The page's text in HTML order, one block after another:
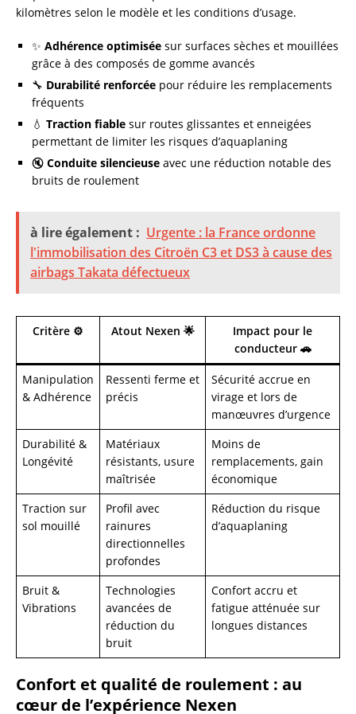
kilomètres selon le modèle et les conditions d’usage.
✨ Adhérence optimisée sur surfaces sèches et mouillées
grâce à des composés de gomme avancés
🔧 Durabilité renforcée pour réduire les remplacements
fréquents
💧 Traction fiable sur routes glissantes et enneigées
permettant de limiter les risques d’aquaplaning
🔇 Conduite silencieuse avec une réduction notable des
bruits de roulement
à lire également : Urgente : la France ordonne
l'immobilisation des Citroën C3 et DS3 à cause des
airbags Takata défectueux
Critère ⚙️ Atout Nexen 🌟
Impact pour le
conducteur 🚗
Manipulation
& Adhérence
Ressenti ferme et
précis
Sécurité accrue en
virage et lors de
manœuvres d’urgence
Durabilité &
Longévité
Matériaux
résistants, usure
maîtrisée
Moins de
remplacements, gain
économique
Traction sur
sol mouillé
Profil avec
rainures
directionnelles
profondes
Réduction du risque
d’aquaplaning
Bruit &
Vibrations
Technologies
avancées de
réduction du
bruit
Confort accru et
fatigue atténuée sur
longues distances
Confort et qualité de roulement : au
cœur de l’expérience Nexen